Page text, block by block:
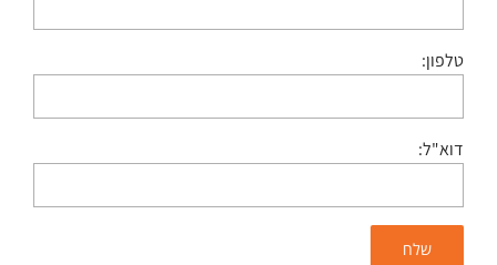
טלפון:
דוא"ל: